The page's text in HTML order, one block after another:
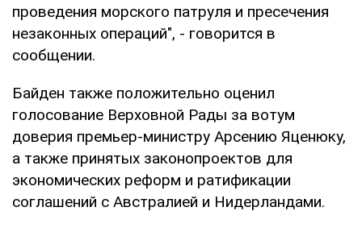
проведения морского патруля и пресечения
незаконных операций", - говорится в
сообщении.
Байден также положительно оценил
голосование Верховной Рады за вотум
доверия премьер-министру Арсению Яценюку,
а также принятых законопроектов для
экономических реформ и ратификации
соглашений с Австралией и Нидерландами.